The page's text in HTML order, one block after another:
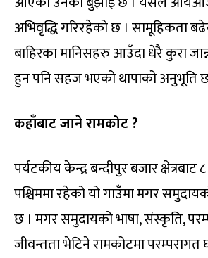
अभिवृद्धि गरिरहेको छ । सामूहिकता
बाहिरका मानिसहरु आउँदा धेरै कुरा
हुन पनि सहज भएको थापाको अनुभूति
कहाँबाट जाने रामकोट ?
पर्यटकीय केन्द्र बन्दीपुर बजार क्षेत्रबाट
पश्चिममा रहेको यो गाउँमा मगर
छ । मगर समुदायको भाषा, संस्कृति,
जीवन्तता भेटिने रामकोटमा